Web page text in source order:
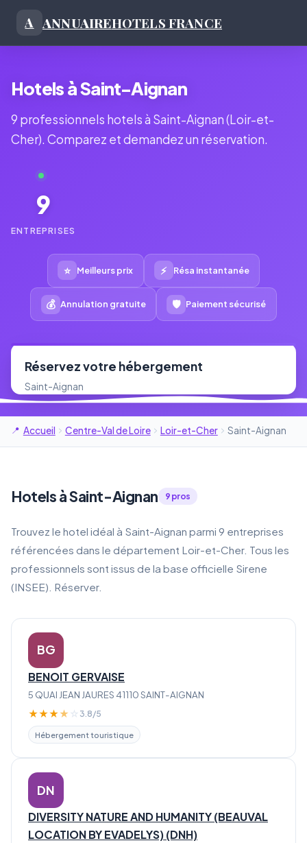
A ANNUAIREHOTELS FRANCE
Hotels à Saint-Aignan
9 professionnels hotels à Saint-Aignan (Loir-et-
Cher). Comparez et demandez un réservation.
9
ENTREPRISES
⭐ Meilleurs prix ⚡ Résa instantanée
💰 Annulation gratuite 🛡 Paiement sécurisé
Réservez votre hébergement
Saint-Aignan
Accueil Centre-Val de Loire Loir-et-Cher Saint-Aignan
Hotels à Saint-Aignan 9 pros
Trouvez le hotel idéal à Saint-Aignan parmi 9 entreprises
référencées dans le département Loir-et-Cher. Tous les
professionnels sont issus de la base officielle Sirene
(INSEE). Réserver.
BG
BENOIT GERVAISE
5 QUAI JEAN JAURES 41110 SAINT-AIGNAN
★★★★ ☆ 3.8/5
Hébergement touristique
DN
DIVERSITY NATURE AND HUMANITY (BEAUVAL
LOCATION BY EVADELYS) (DNH)